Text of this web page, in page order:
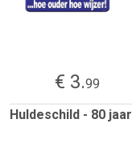
€ 3.99
Huldeschild - 80 jaar